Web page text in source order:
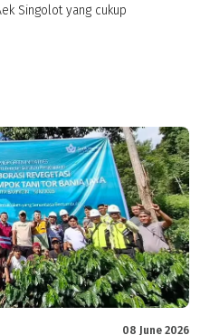
Singolot yang cukup
08 June 2026